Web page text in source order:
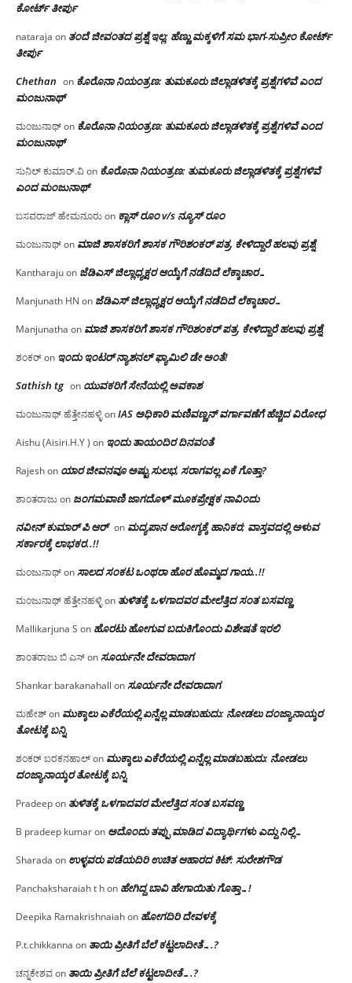
ಕೋರ್ಟ್ ತೀರ್ಪು
nataraja on ತಂದೆ ಜೀವಂತದ ಪ್ರಶ್ನೆ ಇಲ್ಲ: ಹೆಣ್ಣು ಮಕ್ಕಳಿಗೆ ಸಮ ಭಾಗ-ಸುಪ್ರೀಂ ಕೋರ್ಟ್
ತೀರ್ಪು
Chethan on ಕೊರೊನಾ ನಿಯಂತ್ರಣ: ತುಮಕೂರು ಜಿಲ್ಲಾಡಳಿತಕ್ಕೆ ಪ್ರಶ್ನೆಗಳಿವೆ ಎಂದ
ಮಂಜು‌ನಾಥ್
ಮಂಜುನಾಥ್on ಕೊರೊನಾ ನಿಯಂತ್ರಣ: ತುಮಕೂರು ಜಿಲ್ಲಾಡಳಿತಕ್ಕೆ ಪ್ರಶ್ನೆಗಳಿವೆ ಎಂದ
ಮಂಜು‌ನಾಥ್
ಸುನಿಲ್ ಕುಮಾರ್.ವಿon ಕೊರೊನಾ ನಿಯಂತ್ರಣ: ತುಮಕೂರು ಜಿಲ್ಲಾಡಳಿತಕ್ಕೆ ಪ್ರಶ್ನೆಗಳಿವೆ
ಎಂದ ಮಂಜು‌ನಾಥ್
ಬಸವರಾಜ್ ಹೇಮನೂರುon ಕ್ಲಾಸ್ ರೂಂ v/s ನ್ಯೂಸ್ ರೂಂ
ಮಂಜುನಾಥ್on ಮಾಜಿ ಶಾಸಕರಿಗೆ ಶಾಸಕ ಗೌರಿಶಂಕರ್ ಪತ್ರ, ಕೇಳಿದ್ದಾರೆ ಹಲವು ಪ್ರಶ್ನೆ
Kantharajuon ಜೆಡಿಎಸ್ ಜಿಲ್ಲಾಧ್ಯಕ್ಷರ ಆಯ್ಕೆಗೆ ನಡೆದಿದೆ ಲೆಕ್ಕಾಚಾರ…
Manjunath HN on ಜೆಡಿಎಸ್ ಜಿಲ್ಲಾಧ್ಯಕ್ಷರ ಆಯ್ಕೆಗೆ ನಡೆದಿದೆ ಲೆಕ್ಕಾಚಾರ…
Manjunatha on ಮಾಜಿ ಶಾಸಕರಿಗೆ ಶಾಸಕ ಗೌರಿಶಂಕರ್ ಪತ್ರ, ಕೇಳಿದ್ದಾರೆ ಹಲವು ಪ್ರಶ್ನೆ
ಶಂಕರ್on ಇಂದು ಇಂಟರ್ ನ್ಯಾಶನಲ್ ಫ್ಯಾಮಿಲಿ ಡೇ ಅಂತೆ!
Sathish tg on ಯುವಕರಿಗೆ ಸೇನೆಯಲ್ಲಿ ಅವಕಾಶ
ಮಂಜುನಾಥ್ ಹೆತ್ತೇನಹಳ್ಳಿonIAS ಅಧಿಕಾರಿ ಮಣಿವಣ್ಣನ್ ವರ್ಗಾವಣೆಗೆ ಹೆಚ್ಚಿದ‌ ವಿರೋಧ
Aishu (Aisiri.H.Y ) on ಇಂದು ತಾಯಂದಿರ ದಿನವಂತೆ
Rajeshon ಯಾರ ಜೀವನವೂ ಅಷ್ಟು ಸುಲಭ, ಸರಾಗವಲ್ಲ ಏಕೆ ಗೊತ್ತಾ?
ಶಾಂತರಾಜುon ಜಂಗಮವಾಣಿ ಜಾಗದೊಳ್ ಮೂಕಪ್ರೇಕ್ಷಕ ನಾವಿಂದು
ನವೀನ್ ಕುಮಾರ್ ಪಿ ಆರ್ on ಮದ್ಯಪಾನ ಆರೋಗ್ಯಕ್ಕೆ ಹಾನಿಕರ; ವಾಸ್ತವದಲ್ಲಿ ಅಳುವ
ಸರ್ಕಾರಕ್ಕೆ ಲಾಭಕರ..!!
ಮಂಜುನಾಥ್onಸಾಲದ ಸಂಕಟ ಒಂಥರಾ ಹೊರ ಹೊಮ್ಮದ ಗಾಯ..!!
ಮಂಜುನಾಥ್ ಹೆತ್ತೇನಹಳ್ಳಿon ತುಳಿತಕ್ಕೆ ಒಳಗಾದವರ ಮೇಲೆತ್ತಿದ ಸಂತ ಬಸವಣ್ಣ
Mallikarjuna S on ಹೊರಟು ಹೋಗುವ ಬದುಕಿಗೊಂದು ವಿಶೇಷತೆ ಇರಲಿ
ಶಾಂತರಾಜು ಬಿ ಎಸ್onಸೂರ್ಯನೇ ದೇವರಾದಾಗ
Shankar barakanahall onಸೂರ್ಯನೇ ದೇವರಾದಾಗ
ಮಹೇಶ್on ಮುಕ್ಕಾಲು ಎಕೆರೆಯಲ್ಲಿ ಏನ್ನೆಲ್ಲ‌ ಮಾಡಬಹುದು: ನೋಡಲು ದಂಜ್ಯಾನಾಯ್ಕರ
ತೋಟಕ್ಕೆ ಬನ್ನಿ
ಶಂಕರ್ ಬರಕನಹಾಲ್on ಮುಕ್ಕಾಲು ಎಕೆರೆಯಲ್ಲಿ ಏನ್ನೆಲ್ಲ‌ ಮಾಡಬಹುದು: ನೋಡಲು
ದಂಜ್ಯಾನಾಯ್ಕರ ತೋಟಕ್ಕೆ ಬನ್ನಿ
Pradeepon ತುಳಿತಕ್ಕೆ ಒಳಗಾದವರ ಮೇಲೆತ್ತಿದ ಸಂತ ಬಸವಣ್ಣ
B pradeep kumaron ಅದೊಂದು ತಪ್ಪು ಮಾಡಿದ ವಿದ್ಯಾರ್ಥಿಗಳು ಎದ್ದು ನಿಲ್ಲಿ…
Sharada on ಉಳ್ಳವರು ಪಡೆಯದಿರಿ ಉಚಿತ ಆಹಾರದ ಕಿಟ್: ಸುರೇಶಗೌಡ
Panchaksharaiah t hon ಹೇಗಿದ್ದ ಬಾವಿ ಹೇಗಾಯಿತು ಗೊತ್ತಾ…!
Deepika Ramakrishnaiahon ಹೋಗದಿರಿ ದೇವಳಕ್ಕೆ
P.t.chikkanna on ತಾಯಿ ಪ್ರೀತಿಗೆ ಬೆಲೆ ಕಟ್ಟಲಾದೀತೆ….?
ಚನ್ನಕೇಶವon ತಾಯಿ ಪ್ರೀತಿಗೆ ಬೆಲೆ ಕಟ್ಟಲಾದೀತೆ….?